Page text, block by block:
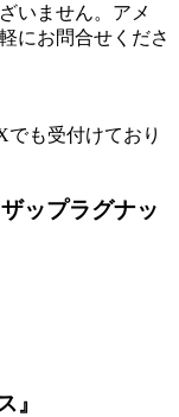
いません。アメ
にお問合せくださ
でも受付けており
ップラグナッ
』